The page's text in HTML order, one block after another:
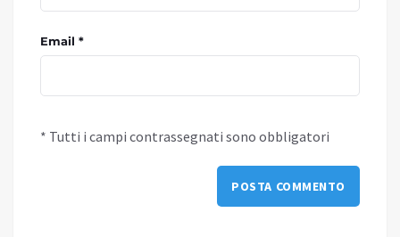
Email *
* Tutti i campi contrassegnati sono obbligatori